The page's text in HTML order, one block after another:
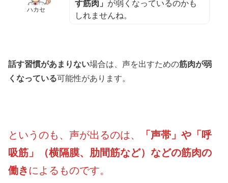
ハカセ
す筋肉」 が弱くなっているのかも
しれませんね。
話す習慣があまりない場合は、声を出すための筋肉が弱
くなっている可能性があります。
というのも、声が出るのは、
「声帯」や「呼
吸筋」（横隔膜、肋間筋など）などの筋肉の
働き によるものです。